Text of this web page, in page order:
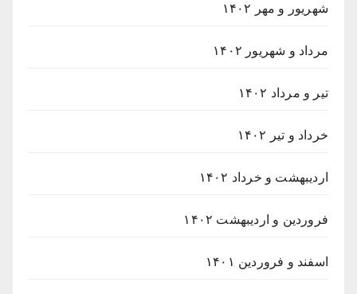
شهریور و مهر ۱۴۰۲
مرداد و شهریور ۱۴۰۲
تیر و مرداد ۱۴۰۲
خرداد و تیر ۱۴۰۲
اردیبهشت و خرداد ۱۴۰۲
فروردین و اردیبهشت ۱۴۰۲
اسفند و فروردین ۱۴۰۱